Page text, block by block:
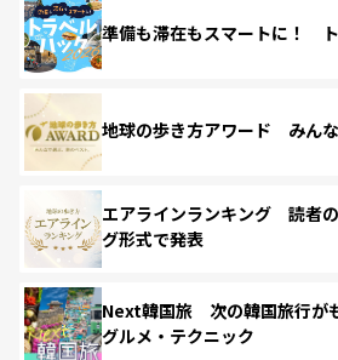
準備も滞在もスマートに！
地球の歩き方アワード みんな
エアラインランキング 読者
グ形式で発表
Next韓国旅 次の韓国旅行が
グルメ・テクニック